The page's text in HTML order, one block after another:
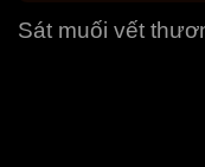
Sát muối vết